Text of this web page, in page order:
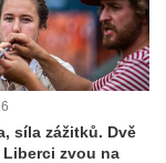
síla zážitků. Dvě
zvou na